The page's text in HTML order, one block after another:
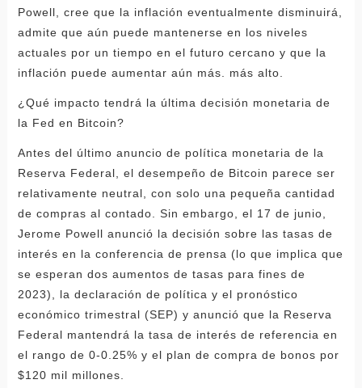
Powell, cree que la inflación eventualmente disminuirá,
admite que aún puede mantenerse en los niveles
actuales por un tiempo en el futuro cercano y que la
inflación puede aumentar aún más. más alto.
¿Qué impacto tendrá la última decisión monetaria de
la Fed en Bitcoin?
Antes del último anuncio de política monetaria de la
Reserva Federal, el desempeño de Bitcoin parece ser
relativamente neutral, con solo una pequeña cantidad
de compras al contado. Sin embargo, el 17 de junio,
Jerome Powell anunció la decisión sobre las tasas de
interés en la conferencia de prensa (lo que implica que
se esperan dos aumentos de tasas para fines de
2023), la declaración de política y el pronóstico
económico trimestral (SEP) y anunció que la Reserva
Federal mantendrá la tasa de interés de referencia en
el rango de 0-0.25% y el plan de compra de bonos por
$120 mil millones.